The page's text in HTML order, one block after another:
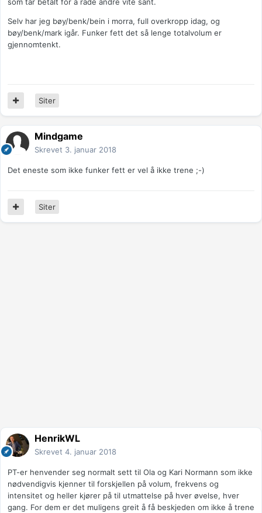
som tar betalt for å råde andre vite sånt.
Selv har jeg bøy/benk/bein i morra, full overkropp idag, og
bøy/benk/mark igår. Funker fett det så lenge totalvolum er
gjennomtenkt.
Siter
Mindgame
Skrevet 3. januar 2018
Det eneste som ikke funker fett er vel å ikke trene ;-)
Siter
HenrikWL
Skrevet 4. januar 2018
PT-er henvender seg normalt sett til Ola og Kari Normann som ikke
nødvendigvis kjenner til forskjellen på volum, frekvens og
intensitet og heller kjører på til utmattelse på hver øvelse, hver
gang. For dem er det muligens greit å få beskjeden om ikke å trene